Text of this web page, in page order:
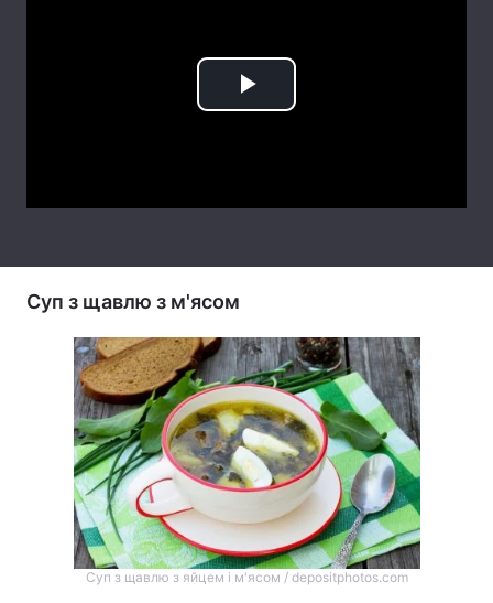
Play
Суп з щавлю з м'ясом
Суп з щавлю з яйцем і м'ясом / depositphotos.com